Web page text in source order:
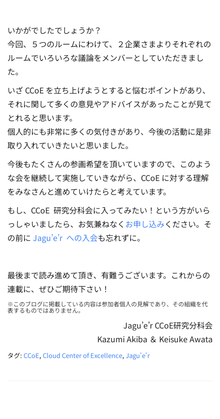
いかがでしたでしょうか？
今回、５つのルームにわけて、２企業さまよりそれぞれの
ルームでいろいろな議論をメンバーとしていただきまし
た。
いざ CCoE を立ち上げようとすると悩むポイントがあり、
それに関して多くの意見やアドバイスがあったことが見て
とれると思います。
個人的にも非常に多くの気付きがあり、今後の活動に是非
取り入れていきたいと思いました。
今後もたくさんの参画希望を頂いていますので、このよう
な会を継続して実施していきながら、CCoE に対する理解
をみなさんと進めていけたらと考えています。
もし、CCoE 研究分科会に入ってみたい！という方がいら
っしゃいましたら、お気兼ねなく お申し込みください。そ
の前に Jagu’e’r への入会も忘れずに。
最後まで読み進めて頂き、有難うございます。これからの
連載に、ぜひご期待下さい！
※このブログに掲載している内容は参加者個人の見解であり、その組織を代
表するものではありません。
Jagu’e’r CCoE研究分科会
Kazumi Akiba ＆ Keisuke Awata
タグ: CCoE, Cloud Center of Excellence, Jagu'e'r